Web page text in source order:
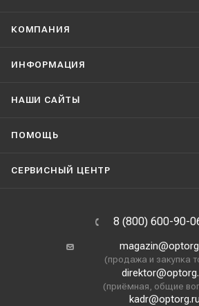
КОМПАНИЯ
ИНФОРМАЦИЯ
НАШИ CАЙТЫ
ПОМОЩЬ
СЕРВИСНЫЙ ЦЕНТР
8 (800) 600-90-
(продажа и закупка
(приёмная, общие
kadr@optorg.ru